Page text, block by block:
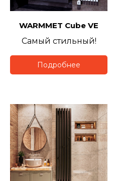
WARMMET Cube VE
Самый стильный!
Подробнее